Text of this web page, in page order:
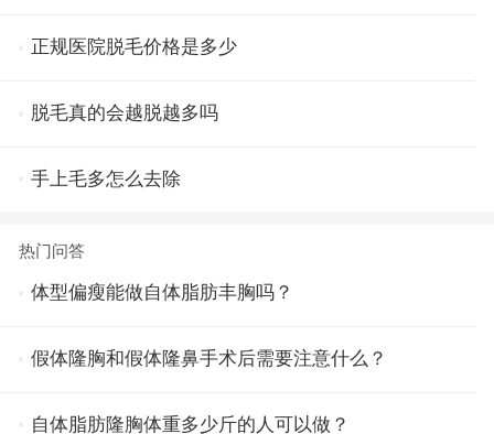
正规医院脱毛价格是多少
脱毛真的会越脱越多吗
手上毛多怎么去除
热门问答
体型偏瘦能做自体脂肪丰胸吗？
假体隆胸和假体隆鼻手术后需要注意什么？
自体脂肪隆胸体重多少斤的人可以做？